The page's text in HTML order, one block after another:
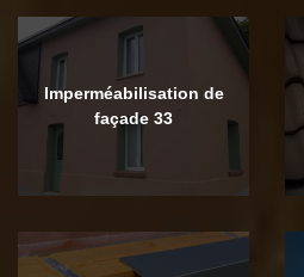
Imperméabilisation de
façade 33